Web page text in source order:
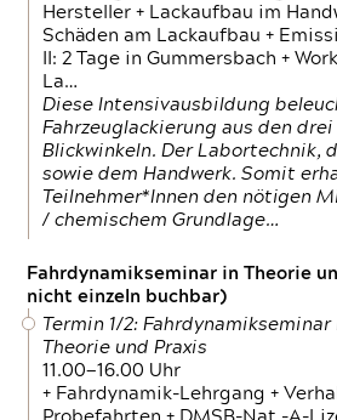
Hersteller + Lackaufbau im
Schäden am Lackaufbau +
II: 2 Tage in Gummersbach +
La…
Diese Intensivausbildung
Fahrzeuglackierung aus den
Blickwinkeln. Der Labortechnik,
sowie dem Handwerk. Somit
Teilnehmer*Innen den nötigen
/ chemischem Grundlage…
Fahrdynamikseminar in Theorie
nicht einzeln buchbar)
Termin 1/2: Fahrdynamikseminar
Theorie und Praxis
11.00—16.00 Uhr
+ Fahrdynamik-Lehrgang +